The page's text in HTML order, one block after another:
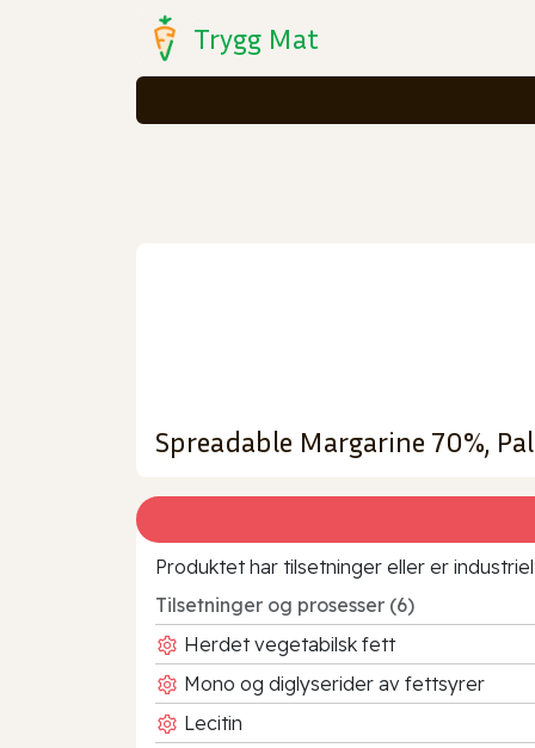
Trygg Mat
Spreadable Margarine 70%,
Produktet har tilsetninger eller er
Tilsetninger og prosesser (6)
Herdet vegetabilsk fett
Mono og diglyserider av fettsyrer
Lecitin